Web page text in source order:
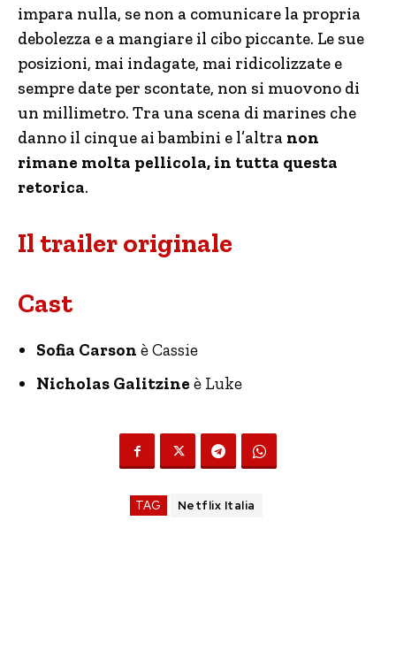
impara nulla, se non a comunicare la propria
debolezza e a mangiare il cibo piccante. Le sue
posizioni, mai indagate, mai ridicolizzate e
sempre date per scontate, non si muovono di
un millimetro. Tra una scena di marines che
danno il cinque ai bambini e l’altra non
rimane molta pellicola, in tutta questa
retorica.
Il trailer originale
Cast
Sofia Carson è Cassie
Nicholas Galitzine è Luke
TAG Netflix Italia